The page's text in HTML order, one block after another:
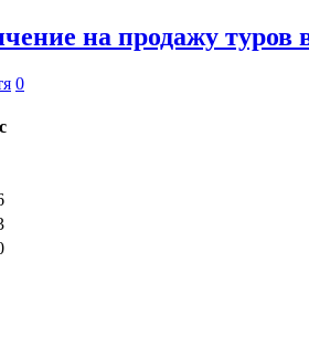
на продажу
0